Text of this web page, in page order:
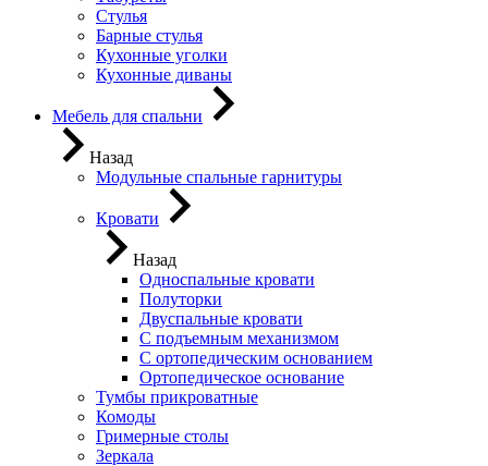
Стулья
Барные стулья
Кухонные уголки
Кухонные диваны
Мебель для спальни
Назад
Модульные спальные гарнитуры
Кровати
Назад
Односпальные кровати
Полуторки
Двуспальные кровати
С подъемным механизмом
С ортопедическим основанием
Ортопедическое основание
Тумбы прикроватные
Комоды
Гримерные столы
Зеркала